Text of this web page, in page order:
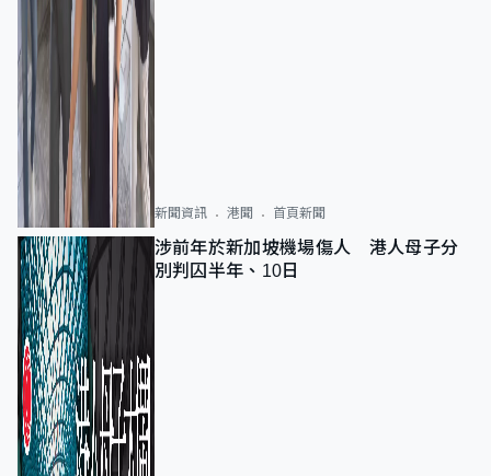
新聞資訊 港聞 首頁新聞
涉前年於新加坡機場傷人 港人母子分
別判囚半年、10日